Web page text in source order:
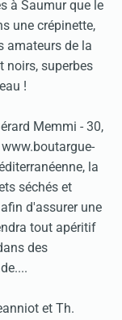
à Saumur que le
une crépinette,
amateurs de la
noirs, superbes
!
Memmi - 30,
www.boutargue-
la
séchés et
d'assurer une
tout apéritif
des
et Th.